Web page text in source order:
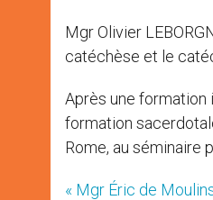
Mgr Olivier
catéchèse et le
Après une formation
formation
Rome, au séminaire
« Mgr Éric de